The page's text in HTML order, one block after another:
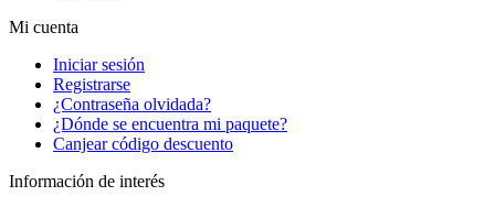
Mi cuenta
Iniciar sesión
Registrarse
¿Contraseña olvidada?
¿Dónde se encuentra mi paquete?
Canjear código descuento
Información de interés